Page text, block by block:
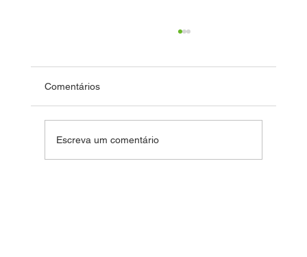
Comentários
Escreva um comentário